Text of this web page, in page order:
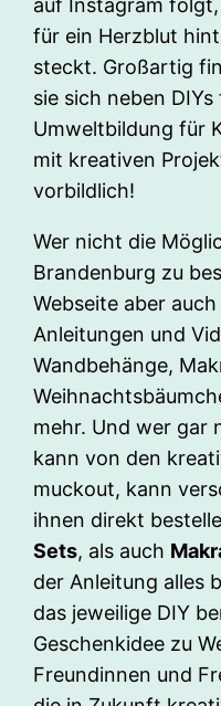
auf Instagram
für ein Herzblut
steckt. Großartig
sie sich neben
Umweltbildung für
mit kreativen
vorbildlich!
Wer nicht die
Brandenburg zu
Webseite aber
Anleitungen und
Wandbehänge,
mehr. Und wer gar
kann von den
muckout, kann
ihnen direkt
Sets, als auch
der Anleitung alles
das jeweilige DIY
Geschenkidee zu
Freundinnen und